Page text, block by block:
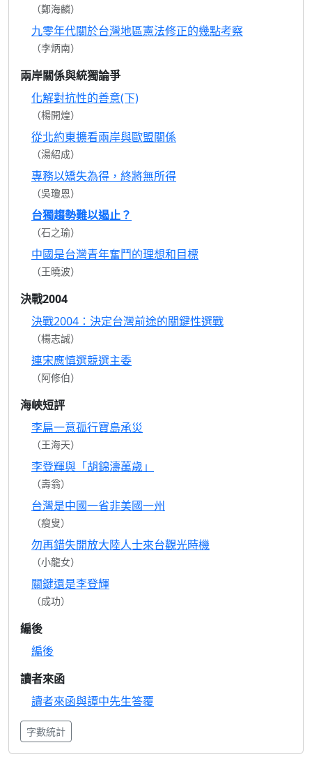
（鄭海麟）
九零年代關於台灣地區憲法修正的幾點考察
（李炳南）
兩岸關係與統獨論爭
化解對抗性的善意(下)
（楊開煌）
從北約東擴看兩岸與歐盟關係
（湯紹成）
專務以矯失為得，終將無所得
（吳瓊恩）
台獨趨勢難以遏止？
（石之瑜）
中國是台灣青年奮鬥的理想和目標
（王曉波）
決戰2004
決戰2004：決定台灣前途的關鍵性選戰
（楊志誠）
連宋應慎選競選主委
（阿修伯）
海峽短評
李扁一意孤行寶島承災
（王海天）
李登輝與「胡錦濤萬歲」
（壽翁）
台灣是中國一省非美國一州
（瘦叟）
勿再錯失開放大陸人士來台觀光時機
（小龍女）
關鍵還是李登輝
（成功）
編後
編後
讀者來函
讀者來函與譚中先生答覆
字數統計